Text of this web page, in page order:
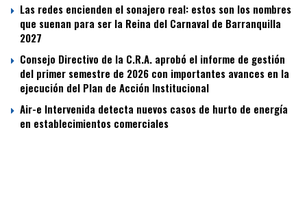
Las redes encienden el sonajero real: estos son los nombres
que suenan para ser la Reina del Carnaval de Barranquilla
2027
Consejo Directivo de la C.R.A. aprobó el informe de gestión
del primer semestre de 2026 con importantes avances en la
ejecución del Plan de Acción Institucional
Air-e Intervenida detecta nuevos casos de hurto de energía
en establecimientos comerciales